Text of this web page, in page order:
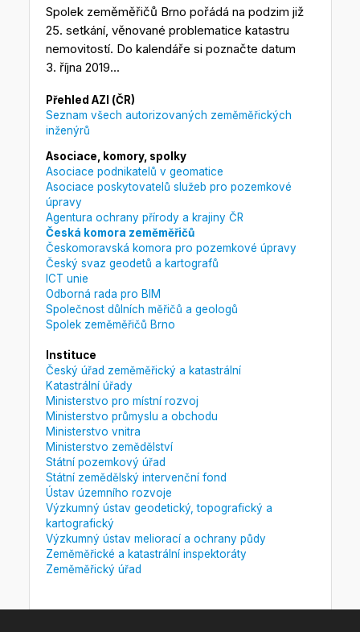
Spolek zeměměřičů Brno pořádá na podzim již
25. setkání, věnované problematice katastru
nemovitostí. Do kalendáře si poznačte datum
3. října 2019...
Přehled AZI (ČR)
Seznam všech autorizovaných zeměměřických
inženýrů
Asociace, komory, spolky
Asociace podnikatelů v geomatice
Asociace poskytovatelů služeb pro pozemkové
úpravy
Agentura ochrany přírody a krajiny ČR
Česká komora zeměměřičů
Českomoravská komora pro pozemkové úpravy
Český svaz geodetů a kartografů
ICT unie
Odborná rada pro BIM
Společnost důlních měřičů a geologů
Spolek zeměměřičů Brno
Instituce
Český úřad zeměměřický a katastrální
Katastrální úřady
Ministerstvo pro místní rozvoj
Ministerstvo průmyslu a obchodu
Ministerstvo vnitra
Ministerstvo zemědělství
Státní pozemkový úřad
Státní zemědělský intervenční fond
Ústav územního rozvoje
Výzkumný ústav geodetický, topografický a
kartografický
Výzkumný ústav meliorací a ochrany půdy
Zeměměřické a katastrální inspektoráty
Zeměměřický úřad